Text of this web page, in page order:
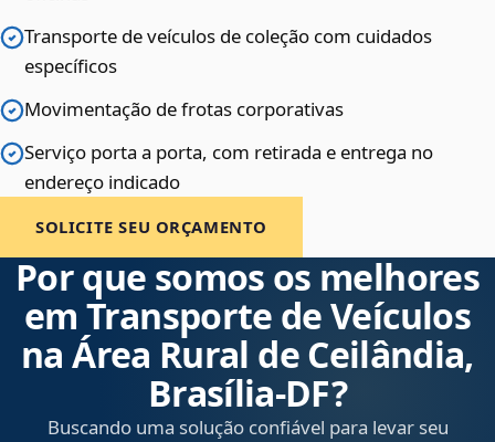
Transporte de veículos de coleção com cuidados
específicos
Movimentação de frotas corporativas
Serviço porta a porta, com retirada e entrega no
endereço indicado
SOLICITE SEU ORÇAMENTO
Por que somos os melhores
em Transporte de Veículos
na Área Rural de Ceilândia,
Brasília‑DF?
Buscando uma solução confiável para levar seu